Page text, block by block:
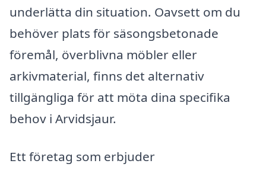
underlätta din situation. Oavsett om du
behöver plats för säsongsbetonade
föremål, överblivna möbler eller
arkivmaterial, finns det alternativ
tillgängliga för att möta dina specifika
behov i Arvidsjaur.
Ett företag som erbjuder